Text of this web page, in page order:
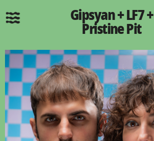
Gipsyan + LF7 +
Pristine Pit